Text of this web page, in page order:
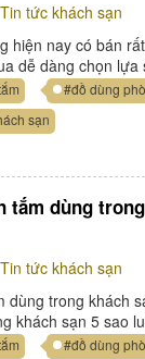
Tin tức khách sạn
hiện nay có bán
dễ dàng chọn
#đồ dùng
sạn
tắm dùng
Tin tức khách sạn
dùng trong khách
khách sạn 5 sao
#đồ dùng